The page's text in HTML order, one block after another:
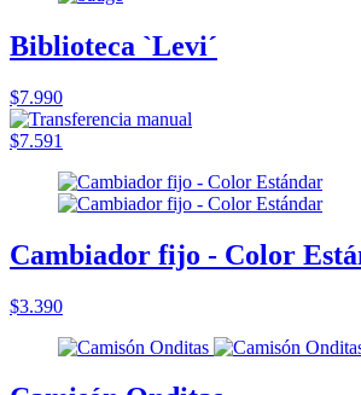
Biblioteca `Levi´
$7.990
$7.591
Cambiador fijo - Color
$3.390